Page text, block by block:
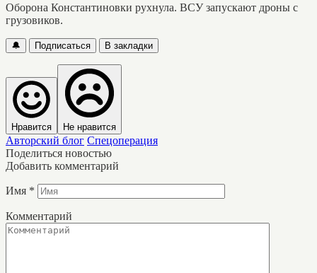
Оборона Константиновки рухнула. ВСУ запускают дроны с
грузовиков.
🔔 Подписаться В закладки
Нравится Не нравится
Авторский блог Спецоперация
Поделиться новостью
Добавить комментарий
Имя *
Комментарий